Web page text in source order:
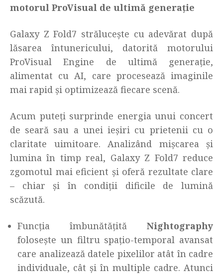
motorul ProVisual de ultimă generație
Galaxy Z Fold7 strălucește cu adevărat după
lăsarea întunericului, datorită motorului
ProVisual Engine de ultimă generație,
alimentat cu AI, care procesează imaginile
mai rapid și optimizează fiecare scenă.
Acum puteți surprinde energia unui concert
de seară sau a unei ieșiri cu prietenii cu o
claritate uimitoare. Analizând mișcarea și
lumina în timp real, Galaxy Z Fold7 reduce
zgomotul mai eficient și oferă rezultate clare
– chiar și în condiții dificile de lumină
scăzută.
Funcția îmbunătățită Nightography
folosește un filtru spațio-temporal avansat
care analizează datele pixelilor atât în cadre
individuale, cât și în multiple cadre. Atunci